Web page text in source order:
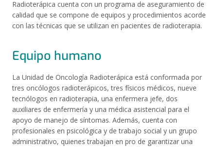
Radioterápica cuenta con un programa de aseguramiento de
calidad que se compone de equipos y procedimientos acorde
con las técnicas que se utilizan en pacientes de radioterapia.
Equipo humano
La Unidad de Oncología Radioterápica está conformada por
tres oncólogos radioterápicos, tres físicos médicos, nueve
tecnólogos en radioterapia, una enfermera jefe, dos
auxiliares de enfermería y una médica asistencial para el
apoyo de manejo de síntomas. Además, cuenta con
profesionales en psicológica y de trabajo social y un grupo
administrativo, quienes trabajan en pro de garantizar una